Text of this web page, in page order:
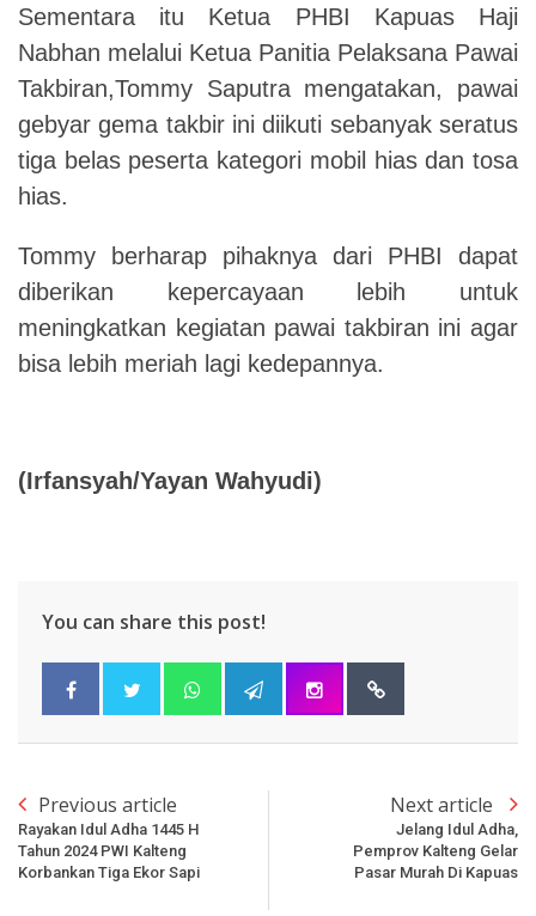
Sementara itu Ketua PHBI Kapuas Haji
Nabhan melalui Ketua Panitia Pelaksana Pawai
Takbiran,Tommy Saputra mengatakan, pawai
gebyar gema takbir ini diikuti sebanyak seratus
tiga belas peserta kategori mobil hias dan tosa
hias.
Tommy berharap pihaknya dari PHBI dapat
diberikan kepercayaan lebih untuk
meningkatkan kegiatan pawai takbiran ini agar
bisa lebih meriah lagi kedepannya.
(Irfansyah/Yayan Wahyudi)
You can share this post!
Previous article
Rayakan Idul Adha 1445 H
Tahun 2024 PWI Kalteng
Korbankan Tiga Ekor Sapi
Next article
Jelang Idul Adha,
Pemprov Kalteng Gelar
Pasar Murah Di Kapuas